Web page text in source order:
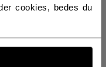
cookies, bedes du
ÅBN SOCIALE